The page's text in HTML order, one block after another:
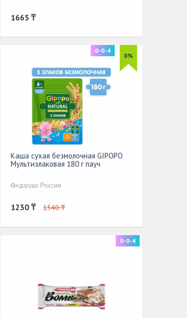
1665 ₸
8%
0-0-4
Каша сухая безмолочная GIPOPO
Мультизлаковая 180 г пауч
Өндіруші: Россия
1230 ₸ 1340 ₸
0-0-4